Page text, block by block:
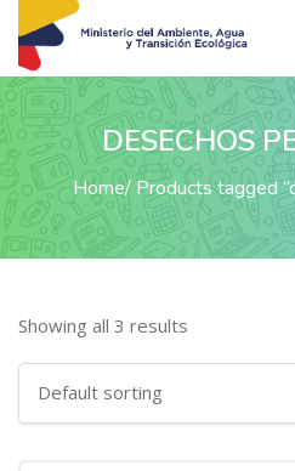
DESECHOS
Home Products tagged
Showing all 3 results